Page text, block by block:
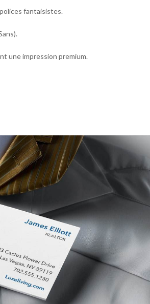
fantaisistes.
une impression premium.